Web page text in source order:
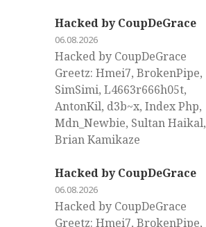
Hacked by CoupDeGrace
06.08.2026
Hacked by CoupDeGrace
Greetz: Hmei7, BrokenPipe,
SimSimi, L4663r666h05t,
AntonKil, d3b~x, Index Php,
Mdn_Newbie, Sultan Haikal,
Brian Kamikaze
Hacked by CoupDeGrace
06.08.2026
Hacked by CoupDeGrace
Greetz: Hmei7, BrokenPipe,